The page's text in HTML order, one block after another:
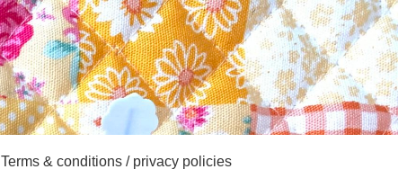
Terms & conditions / privacy policies